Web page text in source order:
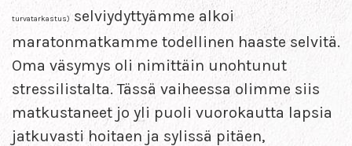
turvatarkastus) selviydyttyämme alkoi
maratonmatkamme todellinen haaste selvitä.
Oma väsymys oli nimittäin unohtunut
stressilistalta. Tässä vaiheessa olimme siis
matkustaneet jo yli puoli vuorokautta lapsia
jatkuvasti hoitaen ja sylissä pitäen,